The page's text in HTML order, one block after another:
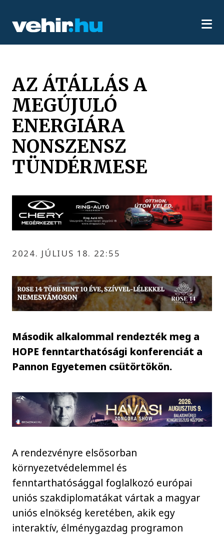
AZ ÁTÁLLÁS A
MEGÚJULÓ
ENERGIÁRA
NONSZENSZ
TÜNDÉRMESE
2024. JÚLIUS 18. 22:55
Második alkalommal rendezték meg a
HOPE fenntarthatósági konferenciát a
Pannon Egyetemen csütörtökön.
A rendezvényre elsősorban
környezetvédelemmel és
fenntarthatósággal foglalkozó európai
uniós szakdiplomatákat vártak a magyar
uniós elnökség keretében, akik egy
interaktív, élménygazdag programon